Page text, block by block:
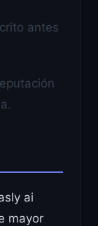
antes
ai
mayor